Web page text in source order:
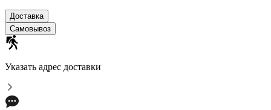
Доставка
Самовывоз
Указать адрес доставки